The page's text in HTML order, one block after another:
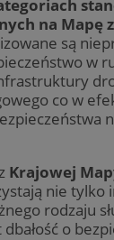
na Mapę
są
w
co w
Krajowej
nie tylko
rodzaju
o